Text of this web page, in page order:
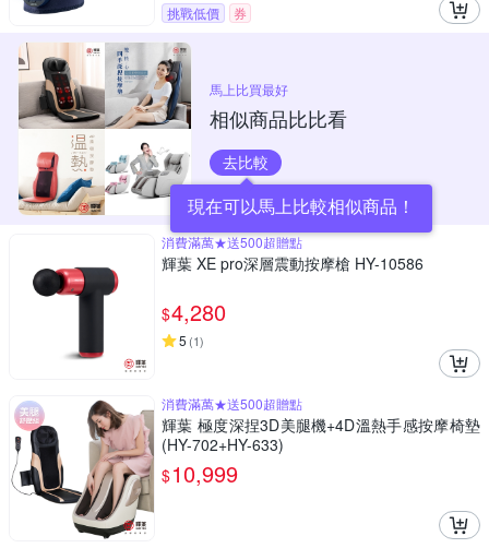
挑戰低價 券
馬上比買最好
相似商品比比看
去比較
現在可以馬上比較相似商品！
消費滿萬★送500超贈點
輝葉 XE pro深層震動按摩槍 HY-10586
$4,280
5 (1)
消費滿萬★送500超贈點
輝葉 極度深捏3D美腿機+4D溫熱手感按摩椅墊
(HY-702+HY-633)
$10,999